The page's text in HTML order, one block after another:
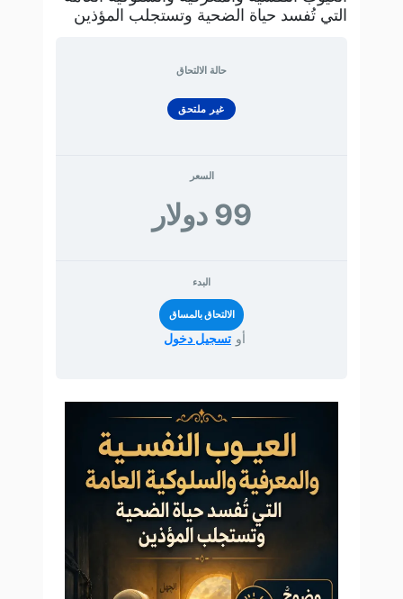
التي تُفسد حياة الضحية وتستجلب المؤذين
حالة الالتحاق
غير ملتحق
السعر
99 دولار
البدء
أو تسجيل دخول